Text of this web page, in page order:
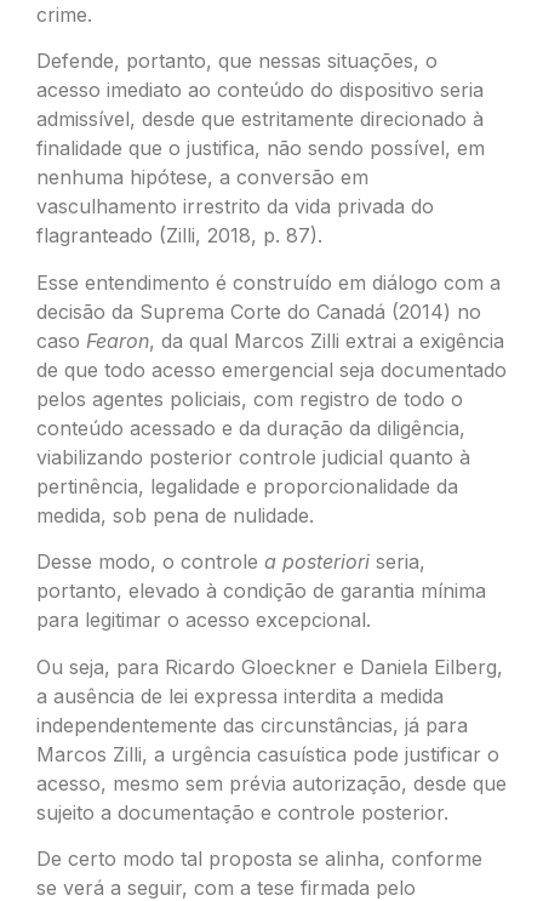
crime.
Defende, portanto, que nessas situações, o
acesso imediato ao conteúdo do dispositivo seria
admissível, desde que estritamente direcionado à
finalidade que o justifica, não sendo possível, em
nenhuma hipótese, a conversão em
vasculhamento irrestrito da vida privada do
flagranteado (Zilli, 2018, p. 87).
Esse entendimento é construído em diálogo com a
decisão da Suprema Corte do Canadá (2014) no
caso Fearon, da qual Marcos Zilli extrai a exigência
de que todo acesso emergencial seja documentado
pelos agentes policiais, com registro de todo o
conteúdo acessado e da duração da diligência,
viabilizando posterior controle judicial quanto à
pertinência, legalidade e proporcionalidade da
medida, sob pena de nulidade.
Desse modo, o controle a posteriori seria,
portanto, elevado à condição de garantia mínima
para legitimar o acesso excepcional.
Ou seja, para Ricardo Gloeckner e Daniela Eilberg,
a ausência de lei expressa interdita a medida
independentemente das circunstâncias, já para
Marcos Zilli, a urgência casuística pode justificar o
acesso, mesmo sem prévia autorização, desde que
sujeito a documentação e controle posterior.
De certo modo tal proposta se alinha, conforme
se verá a seguir, com a tese firmada pelo